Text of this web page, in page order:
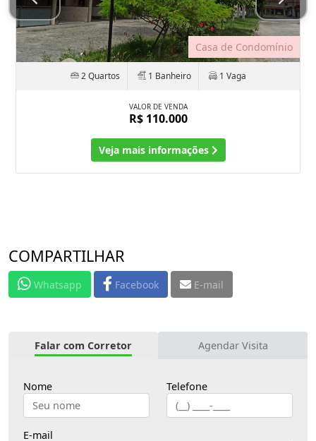
Casa de Condomínio
2 Quartos 1 Banheiro 1 Vaga
VALOR DE VENDA
R$ 110.000
Veja mais informações
COMPARTILHAR
Whatsapp Facebook E-mail
Falar com Corretor Agendar Visita
Nome Telefone
E-mail